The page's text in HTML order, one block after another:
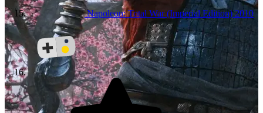
Napoleon: Total War (Imperial Edition)2010